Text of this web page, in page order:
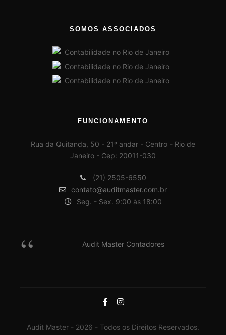
SOMOS ASSOCIADOS
FUNCIONAMENTO
Rua da Quitanda, 50 - 21º andar - Centro - Rio de
Janeiro - Cep: 20011-030
(21) 2505-6550
contato@auditmaster.com.br
Seg. - Sex. 9:00 às 18:00
Audit Master Contadores
Audit Master - 2026 - Todos os Direitos Reservados.